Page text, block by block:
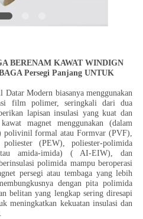
BERENAM KAWAT WINDIGN
Persegi Panjang UNTUK
Datar Modern biasanya menggunakan
film polimer, seringkali dari dua
lapisan insulasi yang kuat dan
magnet menggunakan (dalam
polivinil formal atau Formvar (PVF),
(PEW), poliester-polimida
amida-imida) ( AI-EIW), dan
polimida mampu beroperasi
persegi atau tembaga yang lebih
dengan pita polimida
belitan yang lengkap sering diresapi
meningkatkan kekuatan insulasi dan